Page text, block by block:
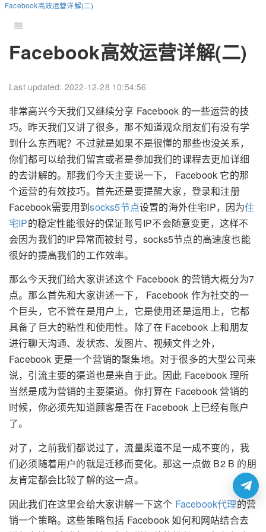
Facebook高效运营详解(二)
Facebook高效运营详解(二)
Last updated: 2022-12-28 10:54:56
非常高兴今天我们又继续分享 Facebook 的一些运营的技
巧。昨天我们又讲了很多，那不知道观众朋友们有没有学
到什么东西呢？不过就是如果不是很懂的那些也没关系，
你们都可以给我们留言或者是参加我们的课程去更加详细
的去讲解的。那我们今天主要说一下， Facebook 它的那
个运营的有效技巧。首先还是要提醒大家，登录和注册
Facebook需要用到socks5节点设置的海外住宅IP，因为住
宅IP的稳定性能很好的保证账号IP不会随意变更，这样不
会因为我们的IP异常而被封号，socks5节点的高速度也能
很好的提高我们的工作效率。
那么今天我们给大家讲述这个 Facebook 的营销大概分为7
点。那么首先和大家讲述一下， Facebook 作为社交的一
个巨头，它不管在是用户上，它是使用还是运用上，它都
具备了巨大的粘性和使用性。除了在 Facebook 上和朋友
进行聊天沟通、发状态、发图片、视频文件之外，
Facebook 更是一个营销的聚集地。对于很多的大型公司来
说，引流主要的渠道也是来自于此。因此 Facebook 理所
当然是成为营销的主要渠道。你打算在 Facebook 营销的
时候，你必须先知道顾客是否在 Facebook 上已经有账户
了。
对了，之前我们都说过了，流量渠道不是一成不变的，我
们必须随着用户的就是迁移而变化。那这一点做 B2 B 的朋
友肯定都会比较了解的这一点。
因此我们在这里会给大家讲解一下这个 Facebook代理的营
销一个策略。这些策略包括 Facebook 如何和网站结合去